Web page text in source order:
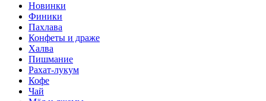
Новинки
Финики
Пахлава
Конфеты и драже
Халва
Пишмание
Рахат-лукум
Кофе
Чай